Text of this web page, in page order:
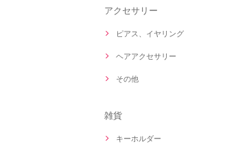
アクセサリー
ピアス、イヤリング
ヘアアクセサリー
その他
雑貨
キーホルダー